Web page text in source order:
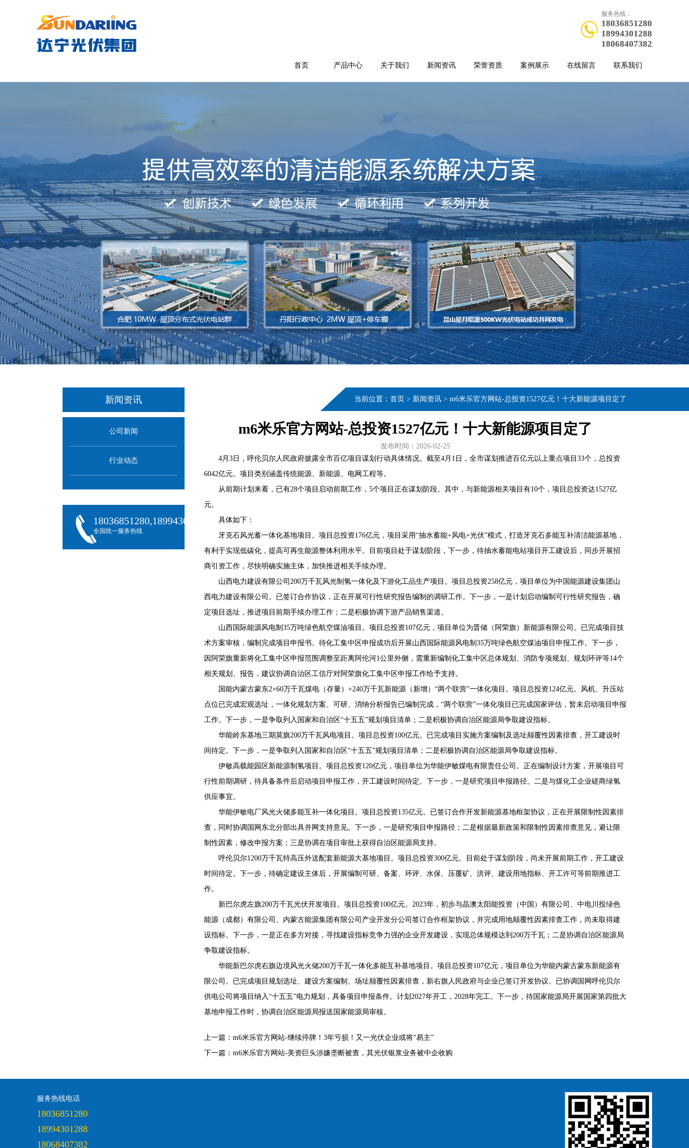
服务热线：
18036851280
18994301288
18068407382
首页 产品中心 关于我们 新闻资讯 荣誉资质 案例展示 在线留言 联系我们
新闻资讯
公司新闻
行业动态
18036851280,18994301288,18068407382
全国统一服务热线
当前位置： 首页 > 新闻资讯 > m6米乐官方网站-总投资1527亿元！十大新能源项目定了
m6米乐官方网站-总投资1527亿元！十大新能源项目定了
发布时间：2026-02-25
4月3日，呼伦贝尔人民政府披露全市百亿项目谋划行动具体情况。截至4月1日，全市谋划推进百亿元以上重点项目33个，总投资
6042亿元。项目类别涵盖传统能源、新能源、电网工程等。
从前期计划来看，已有28个项目启动前期工作，5个项目正在谋划阶段。其中，与新能源相关项目有10个，项目总投资达1527亿
元。
具体如下：
牙克石风光蓄一体化基地项目。项目总投资176亿元，项目采用“抽水蓄能+风电+光伏”模式，打造牙克石多能互补清洁能源基地，
有利于实现低碳化，提高可再生能源整体利用水平。目前项目处于谋划阶段，下一步，待抽水蓄能电站项目开工建设后，同步开展招
商引资工作，尽快明确实施主体，加快推进相关手续办理。
山西电力建设有限公司200万千瓦风光制氢一体化及下游化工品生产项目。项目总投资258亿元，项目单位为中国能源建设集团山
西电力建设有限公司。已签订合作协议，正在开展可行性研究报告编制的调研工作。下一步，一是计划启动编制可行性研究报告，确
定项目选址，推进项目前期手续办理工作；二是积极协调下游产品销售渠道。
山西国际能源风电制35万吨绿色航空煤油项目。项目总投资107亿元，项目单位为晋储（阿荣旗）新能源有限公司。已完成项目技
术方案审核，编制完成项目申报书。待化工集中区申报成功后开展山西国际能源风电制35万吨绿色航空煤油项目申报工作。下一步，
因阿荣旗重新将化工集中区申报范围调整至距离阿伦河1公里外侧，需重新编制化工集中区总体规划、消防专项规划、规划环评等14个
相关规划、报告，建议协调自治区工信厅对阿荣旗化工集中区申报工作给予支持。
国能内蒙古蒙东2×60万千瓦煤电（存量）+240万千瓦新能源（新增）“两个联营”一体化项目。项目总投资124亿元。风机、升压站
点位已完成宏观选址，一体化规划方案、可研、消纳分析报告已编制完成，“两个联营”一体化项目已完成国家评估，暂未启动项目申报
工作。下一步，一是争取列入国家和自治区“十五五”规划项目清单；二是积极协调自治区能源局争取建设指标。
华能岭东基地三期莫旗200万千瓦风电项目。项目总投资100亿元。已完成项目实施方案编制及选址颠覆性因素排查，开工建设时
间待定。下一步，一是争取列入国家和自治区“十五五”规划项目清单；二是积极协调自治区能源局争取建设指标。
伊敏高载能园区新能源制氢项目。项目总投资120亿元，项目单位为华能伊敏煤电有限责任公司。正在编制设计方案，开展项目可
行性前期调研，待具备条件后启动项目申报工作，开工建设时间待定。下一步，一是研究项目申报路径。二是与煤化工企业磋商绿氢
供应事宜。
华能伊敏电厂风光火储多能互补一体化项目。项目总投资135亿元。已签订合作开发新能源基地框架协议，正在开展限制性因素排
查，同时协调国网东北分部出具并网支持意见。下一步，一是研究项目申报路径；二是根据最新政策和限制性因素排查意见，避让限
制性因素，修改申报方案；三是协调在项目审批上获得自治区能源局支持。
呼伦贝尔1200万千瓦特高压外送配套新能源大基地项目。项目总投资300亿元。目前处于谋划阶段，尚未开展前期工作，开工建设
时间待定。下一步，待确定建设主体后，开展编制可研、备案、环评、水保、压覆矿、洪评、建设用地指标、开工许可等前期推进工
作。
新巴尔虎左旗200万千瓦光伏开发项目。项目总投资100亿元。2023年，初步与晶澳太阳能投资（中国）有限公司、中电川投绿色
能源（成都）有限公司、内蒙古能源集团有限公司产业开发分公司签订合作框架协议，并完成用地颠覆性因素排查工作，尚未取得建
设指标。下一步，一是正在多方对接，寻找建设指标竞争力强的企业开发建设，实现总体规模达到200万千瓦；二是协调自治区能源局
争取建设指标。
华能新巴尔虎右旗边境风光火储200万千瓦一体化多能互补基地项目。项目总投资107亿元，项目单位为华能内蒙古蒙东新能源有
限公司。已完成项目规划选址、建设方案编制、场址颠覆性因素排查，新右旗人民政府与企业已签订开发协议。已协调国网呼伦贝尔
供电公司将项目纳入“十五五”电力规划，具备项目申报条件。计划2027年开工，2028年完工。下一步，待国家能源局开展国家第四批大
基地申报工作时，协调自治区能源局报送国家能源局审核。
上一篇： m6米乐官方网站-继续停牌！3年亏损！又一光伏企业或将“易主”
下一篇： m6米乐官方网站-美资巨头涉嫌垄断被查，其光伏银浆业务被中企收购
服务热线电话
18036851280
18994301288
18068407382